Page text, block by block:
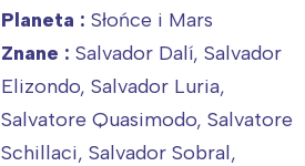
Planeta : Słońce i Mars
Znane : Salvador Dalí, Salvador
Elizondo, Salvador Luria,
Salvatore Quasimodo, Salvatore
Schillaci, Salvador Sobral,